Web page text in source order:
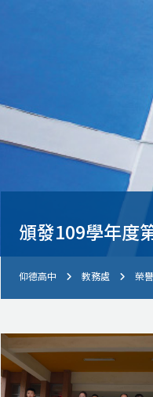
頒發109學年度
仰德高中 教務處 榮